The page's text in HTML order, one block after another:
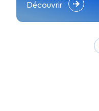
préservées et
Découvrir